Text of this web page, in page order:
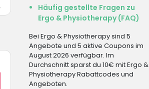
Häufig gestellte Fragen zu
Ergo & Physiotherapy (FAQ)
Bei Ergo & Physiotherapy sind 5
Angebote und 5 aktive Coupons im
August 2026 verfügbar. Im
Durchschnitt sparst du 10€ mit Ergo &
Physiotherapy Rabattcodes und
Angeboten.